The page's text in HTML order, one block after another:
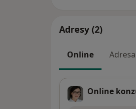
Adresy (2)
Online Adresa
Online